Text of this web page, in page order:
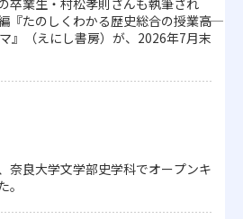
卒業生・村松孝則さんも執筆され
たのしくわかる歴史総合の授業――高
』（えにし書房）が、2026年7月末
奈良大学文学部史学科でオープンキ